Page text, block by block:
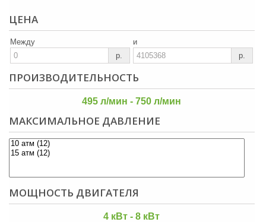
ЦЕНА
Между
р.
и
р.
ПРОИЗВОДИТЕЛЬНОСТЬ
495 л/мин - 750 л/мин
МАКСИМАЛЬНОЕ ДАВЛЕНИЕ
МОЩНОСТЬ ДВИГАТЕЛЯ
4 кВт - 8 кВт